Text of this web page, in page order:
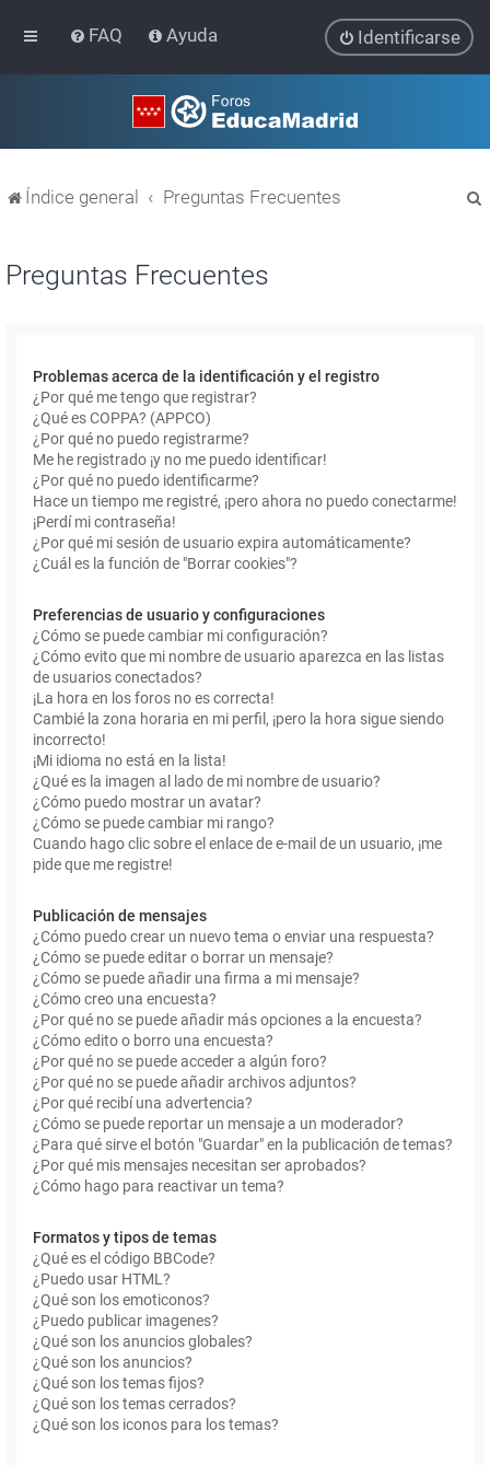
FAQ Ayuda Identificarse
Índice general Preguntas Frecuentes
Preguntas Frecuentes
Problemas acerca de la identificación y el registro
¿Por qué me tengo que registrar?
¿Qué es COPPA? (APPCO)
¿Por qué no puedo registrarme?
Me he registrado ¡y no me puedo identificar!
¿Por qué no puedo identificarme?
Hace un tiempo me registré, ¡pero ahora no puedo conectarme!
¡Perdí mi contraseña!
¿Por qué mi sesión de usuario expira automáticamente?
¿Cuál es la función de "Borrar cookies"?
Preferencias de usuario y configuraciones
¿Cómo se puede cambiar mi configuración?
¿Cómo evito que mi nombre de usuario aparezca en las listas
de usuarios conectados?
¡La hora en los foros no es correcta!
Cambié la zona horaria en mi perfil, ¡pero la hora sigue siendo
incorrecto!
¡Mi idioma no está en la lista!
¿Qué es la imagen al lado de mi nombre de usuario?
¿Cómo puedo mostrar un avatar?
¿Cómo se puede cambiar mi rango?
Cuando hago clic sobre el enlace de e-mail de un usuario, ¡me
pide que me registre!
Publicación de mensajes
¿Cómo puedo crear un nuevo tema o enviar una respuesta?
¿Cómo se puede editar o borrar un mensaje?
¿Cómo se puede añadir una firma a mi mensaje?
¿Cómo creo una encuesta?
¿Por qué no se puede añadir más opciones a la encuesta?
¿Cómo edito o borro una encuesta?
¿Por qué no se puede acceder a algún foro?
¿Por qué no se puede añadir archivos adjuntos?
¿Por qué recibí una advertencia?
¿Cómo se puede reportar un mensaje a un moderador?
¿Para qué sirve el botón "Guardar" en la publicación de temas?
¿Por qué mis mensajes necesitan ser aprobados?
¿Cómo hago para reactivar un tema?
Formatos y tipos de temas
¿Qué es el código BBCode?
¿Puedo usar HTML?
¿Qué son los emoticonos?
¿Puedo publicar imagenes?
¿Qué son los anuncios globales?
¿Qué son los anuncios?
¿Qué son los temas fijos?
¿Qué son los temas cerrados?
¿Qué son los iconos para los temas?